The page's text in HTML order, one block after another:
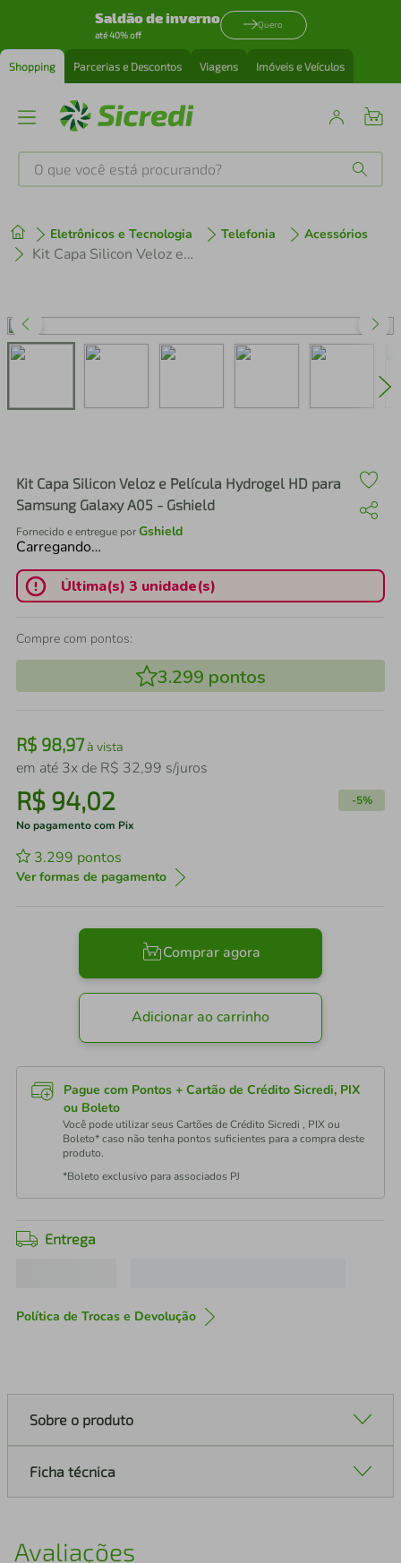
Saldão de inverno
até 40% off
Quero
Shopping Parcerias e Descontos Viagens Imóveis e Veículos
O que você está procurando?
Eletrônicos e Tecnologia Telefonia Acessórios
Kit Capa Silicon Veloz e Película Hydrogel HD para Samsung Galaxy A05 - Gshield
Kit Capa Silicon Veloz e Película Hydrogel HD para
Samsung Galaxy A05 - Gshield
Fornecido e entregue porGshield
Carregando…
Última(s) 3 unidade(s)
Compre com pontos:
3.299 pontos
R$ 98,97à vista
em até 3x de R$ 32,99 s/juros
R$ 94,02 -5%
No pagamento com Pix
3.299 pontos
Ver formas de pagamento
Comprar agora
Adicionar ao carrinho
Pague com Pontos + Cartão de Crédito Sicredi, PIX
ou Boleto
Você pode utilizar seus Cartões de Crédito Sicredi , PIX ou
Boleto* caso não tenha pontos suficientes para a compra deste
produto.
*Boleto exclusivo para associados PJ
Entrega
Política de Trocas e Devolução
Sobre o produto
Ficha técnica
Avaliações
1 º tenis
perfume